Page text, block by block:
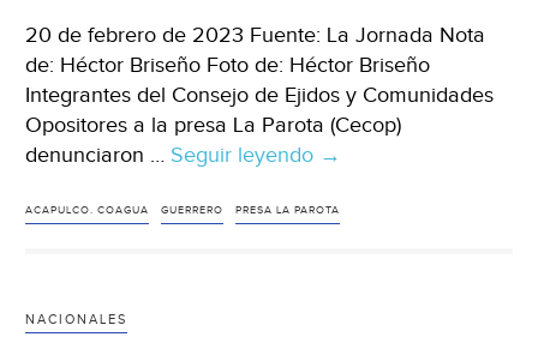
20 de febrero de 2023 Fuente: La Jornada Nota
de: Héctor Briseño Foto de: Héctor Briseño
Integrantes del Consejo de Ejidos y Comunidades
Opositores a la presa La Parota (Cecop)
denunciaron … Seguir leyendo Guerrero-
obra
→
ACAPULCO. COAGUA GUERRERO PRESA LA PAROTA
NACIONALES